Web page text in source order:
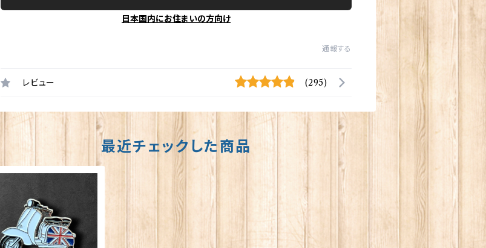
日本国内にお住まいの方向け
通報する
レビュー (295)
最近チェックした商品